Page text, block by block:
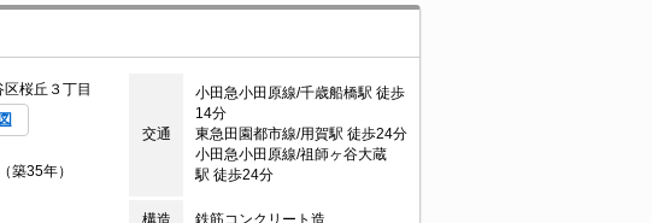
桜丘３丁目
交通
小田急小田原線/千歳船橋駅 徒歩
14分
東急田園都市線/用賀駅 徒歩24分
小田急小田原線/祖師ヶ谷大蔵
駅 徒歩24分
築35年）
構造 鉄筋コンクリート造